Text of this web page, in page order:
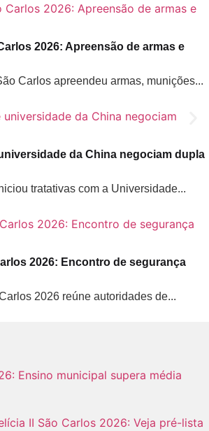
2026: Apreensão de armas e
Carlos apreendeu armas, munições...
da China negociam dupla
tratativas com a Universidade...
2026: Encontro de segurança
2026 reúne autoridades de...
Ensino municipal supera média
II São Carlos 2026: Veja pré-lista